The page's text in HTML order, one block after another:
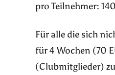
pro Teilnehmer:
Für alle die sich
für 4 Wochen (70
(Clubmitglieder)